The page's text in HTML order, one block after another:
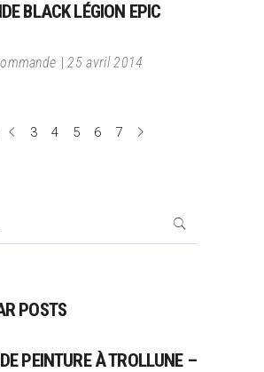
BLACK LÉGION EPIC
25 avril 2014
3 4 5 6 7
POSTS
PEINTURE À TROLLUNE –